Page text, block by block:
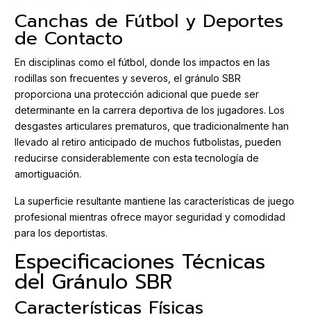
Canchas de Fútbol y Deportes
de Contacto
En disciplinas como el fútbol, donde los impactos en las
rodillas son frecuentes y severos, el gránulo SBR
proporciona una protección adicional que puede ser
determinante en la carrera deportiva de los jugadores. Los
desgastes articulares prematuros, que tradicionalmente han
llevado al retiro anticipado de muchos futbolistas, pueden
reducirse considerablemente con esta tecnología de
amortiguación.
La superficie resultante mantiene las características de juego
profesional mientras ofrece mayor seguridad y comodidad
para los deportistas.
Especificaciones Técnicas
del Gránulo SBR
Características Físicas